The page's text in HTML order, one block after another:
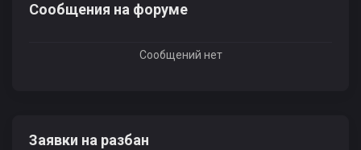
Сообщения на форуме
Сообщений нет
Заявки на разбан